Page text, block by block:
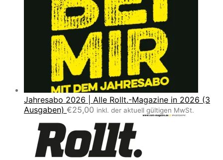
Jahresabo 2026 | Alle Rollt.-Magazine in 2026 (3
Ausgaben) €25,00 inkl. der aktuell gültigen MwSt.